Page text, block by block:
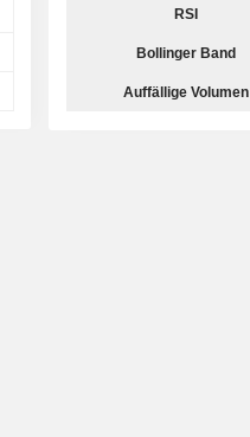
RSI
Bollinger Band
Auffällige Volumen